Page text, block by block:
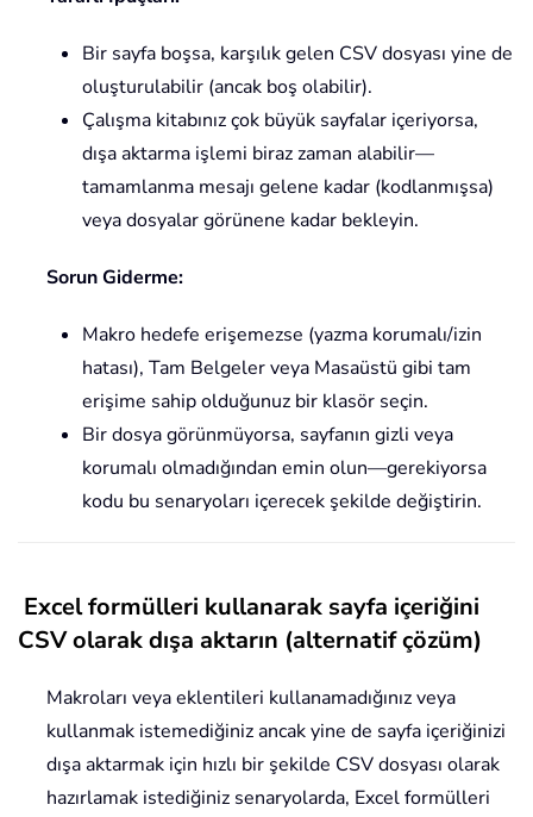
Bir sayfa boşsa, karşılık gelen CSV dosyası yine de
oluşturulabilir (ancak boş olabilir).
Çalışma kitabınız çok büyük sayfalar içeriyorsa,
dışa aktarma işlemi biraz zaman alabilir—
tamamlanma mesajı gelene kadar (kodlanmışsa)
veya dosyalar görünene kadar bekleyin.
Sorun Giderme:
Makro hedefe erişemezse (yazma korumalı/izin
hatası), Tam Belgeler veya Masaüstü gibi tam
erişime sahip olduğunuz bir klasör seçin.
Bir dosya görünmüyorsa, sayfanın gizli veya
korumalı olmadığından emin olun—gerekiyorsa
kodu bu senaryoları içerecek şekilde değiştirin.
Excel formülleri kullanarak sayfa içeriğini
CSV olarak dışa aktarın (alternatif çözüm)
Makroları veya eklentileri kullanamadığınız veya
kullanmak istemediğiniz ancak yine de sayfa içeriğinizi
dışa aktarmak için hızlı bir şekilde CSV dosyası olarak
hazırlamak istediğiniz senaryolarda, Excel formülleri